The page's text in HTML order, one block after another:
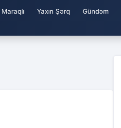
Maraqlı Yaxın Şərq Gündəm